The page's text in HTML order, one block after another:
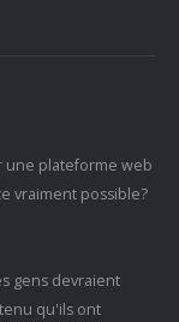
une plateforme web
vraiment possible?
gens devraient
qu'ils ont